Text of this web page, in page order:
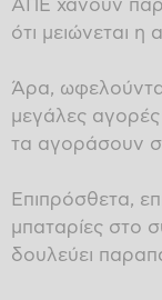
ΑΠΕ χάνουν
ότι μειώνεται η
Άρα,
μεγάλες
τα αγοράσουν
Επιπρόσθετα,
μπαταρίες στο
δουλεύει